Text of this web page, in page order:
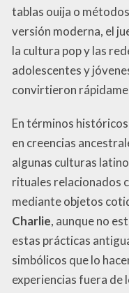
tablas ouija o
versión moderna, el
la cultura pop y las
adolescentes y
convirtieron
En términos
en creencias
algunas culturas
rituales relacionados
mediante objetos
Charlie, aunque no
estas prácticas
simbólicos que lo
experiencias fuera de